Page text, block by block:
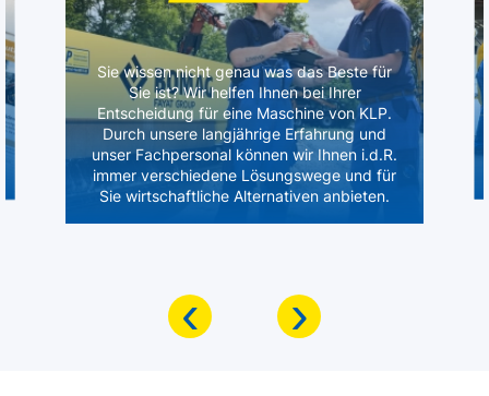
Sie wissen nicht genau was das Beste für
Sie ist? Wir helfen Ihnen bei Ihrer
Entscheidung für eine Maschine von KLP.
Durch unsere langjährige Erfahrung und
unser Fachpersonal können wir Ihnen i.d.R.
immer verschiedene Lösungswege und für
Sie wirtschaftliche Alternativen anbieten.
‹ ›